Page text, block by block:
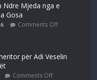
Ndre Mjeda nga e
Gosa
Comments Off
për Adi Veselin
Comments Off